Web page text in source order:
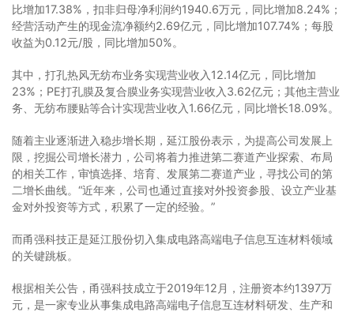
比增加17.38%，扣非归母净利润约1940.6万元，同比增加8.24%；
经营活动产生的现金流净额约2.69亿元，同比增加107.74%；每股
收益为0.12元/股，同比增加50%。
其中，打孔热风无纺布业务实现营业收入12.14亿元，同比增加
23%；PE打孔膜及复合膜业务实现营业收入3.62亿元；其他主营业
务、无纺布腰贴等合计实现营业收入1.66亿元，同比增长18.09%。
随着主业逐渐进入稳步增长期，延江股份表示，为提高公司发展上
限，挖掘公司增长潜力，公司将着力推进第二赛道产业探索、布局
的相关工作，审慎选择、培育、发展第二赛道产业，寻找公司的第
二增长曲线。“近年来，公司也通过直接对外投资参股、设立产业基
金对外投资等方式，积累了一定的经验。”
而甬强科技正是延江股份切入集成电路高端电子信息互连材料领域
的关键跳板。
根据相关公告，甬强科技成立于2019年12月，注册资本约1397万
元，是一家专业从事集成电路高端电子信息互连材料研发、生产和